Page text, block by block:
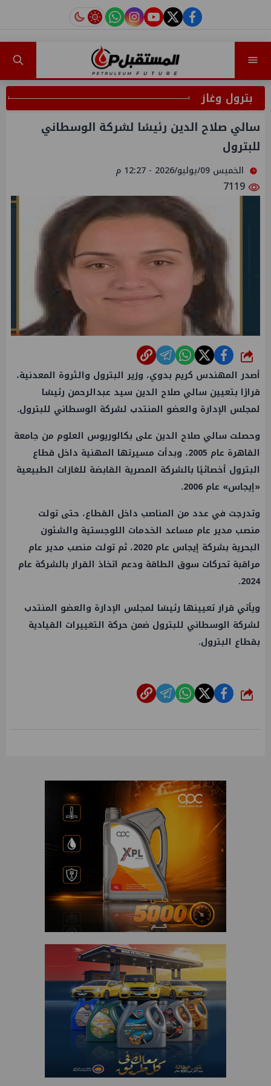
facebook
twitter
youtube
instagram
tiktok
بترول وغاز
سالي صلاح الدين رئيسًا لشركة الوسطاني
للبترول
الخميس 09/يوليو/2026 - 12:27 م
شارك
أصدر المهندس كريم بدوي، وزير البترول والثروة المعدنية،
قرارًا بتعيين سالي صلاح الدين سيد عبدالرحمن رئيسًا
لمجلس الإدارة والعضو المنتدب لشركة الوسطاني للبترول.
وحصلت سالي صلاح الدين على بكالوريوس العلوم من جامعة
القاهرة عام 2005، وبدأت مسيرتها المهنية داخل قطاع
البترول أخصائيًا بالشركة المصرية القابضة للغازات الطبيعية
«إيجاس» عام 2006.
وتدرجت في عدد من المناصب داخل القطاع، حتى تولت
منصب مدير عام مساعد الخدمات اللوجستية والشئون
البحرية بشركة إيجاس عام 2020، ثم تولت منصب مدير عام
مراقبة تحركات سوق الطاقة ودعم اتخاذ القرار بالشركة عام
2024.
ويأتي قرار تعيينها رئيسًا لمجلس الإدارة والعضو المنتدب
لشركة الوسطاني للبترول ضمن حركة التغييرات القيادية
بقطاع البترول.
شارك